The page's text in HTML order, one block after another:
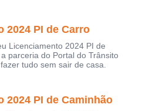
2024 PI de Carro
Licenciamento 2024 PI de
parceria do Portal do Trânsito
tudo sem sair de casa.
2024 PI de Caminhão